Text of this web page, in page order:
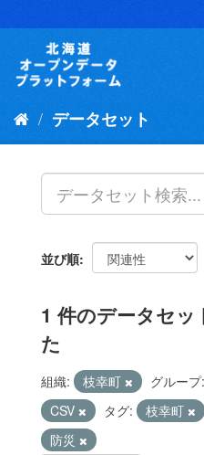
キ
データセット
並び順
1 件のデータセッ
た
組織: 枝幸町 グループ:
CSV
タグ: 枝幸町
防災